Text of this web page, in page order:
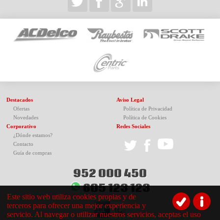
Destacados
Ofertas
Novedades
Corporativo
¿Dónde estamos?
Contacto
Guía de compras
Aviso Legal
Política de Privacidad
Política de Cookies
Redes Sociales
952 000 450
605 123 123
Este sitio web utiliza cookies propias y de
terceros para ofrecer una mejor experiencia y
servicio. Al navegar o utilizar nuestros servicios, aceptas el uso